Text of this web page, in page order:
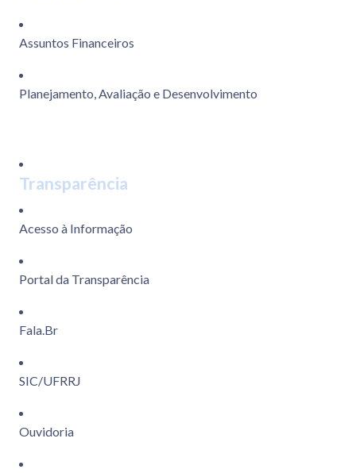
Assuntos Financeiros
Planejamento, Avaliação e Desenvolvimento
Transparência
Acesso à Informação
Portal da Transparência
Fala.Br
SIC/UFRRJ
Ouvidoria